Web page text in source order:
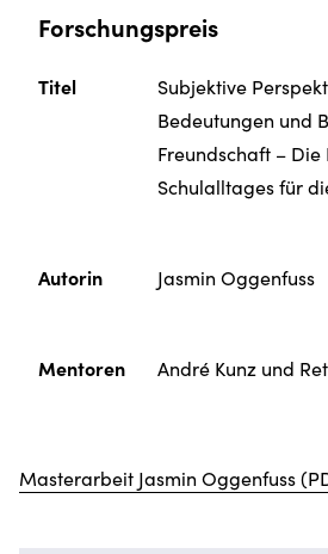
Forschungspreis
Titel
Subjektive
Bedeutungen und
Freundschaft –
Schulalltages für
Autorin Jasmin Oggenfuss
Mentoren André Kunz und
Masterarbeit Jasmin Oggenfuss